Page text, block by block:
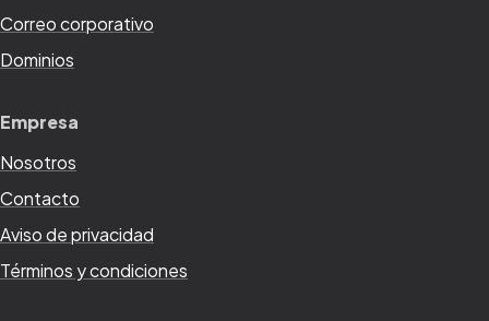
Correo corporativo
Dominios
Empresa
Nosotros
Contacto
Aviso de privacidad
Términos y condiciones